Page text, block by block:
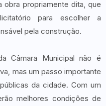
obra propriamente dita, que
para escolher a
pela construção.
Câmara Municipal não é
mas um passo importante
da cidade. Com um
melhores condições de